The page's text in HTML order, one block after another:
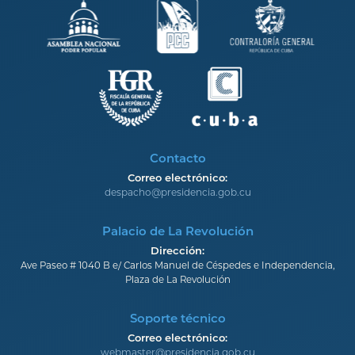
Contacto
Correo electrónico:
despacho@presidencia.gob.cu
Palacio de La Revolución
Dirección:
Ave Paseo # 1040 B e/ Carlos Manuel de Céspedes e Independencia,
Plaza de La Revolución
Soporte técnico
Correo electrónico:
webmaster@presidencia.gob.cu